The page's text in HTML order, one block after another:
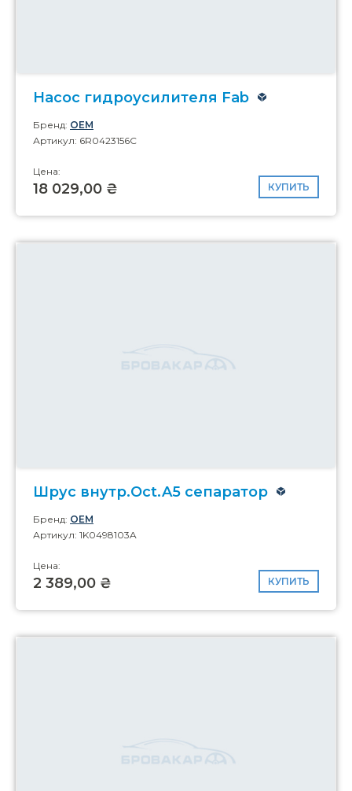
Насос гидроусилителя Fab
Бренд: OEM
Артикул: 6R0423156C
Цена:
18 029,00 ₴ КУПИТЬ
Шрус внутр.Oct.A5 сепаратор
Бренд: OEM
Артикул: 1K0498103A
Цена:
2 389,00 ₴ КУПИТЬ